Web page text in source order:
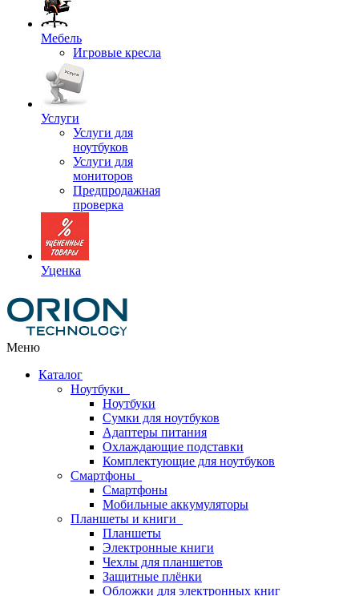
Мебель
Игровые кресла
Услуги
Услуги для
ноутбуков
Услуги для
мониторов
Предпродажная
проверка
Уценка
Меню
Каталог
Ноутбуки
Ноутбуки
Сумки для ноутбуков
Адаптеры питания
Охлаждающие подставки
Комплектующие для ноутбуков
Смартфоны
Смартфоны
Мобильные аккумуляторы
Планшеты и книги
Планшеты
Электронные книги
Чехлы для планшетов
Защитные плёнки
Обложки для электронных книг